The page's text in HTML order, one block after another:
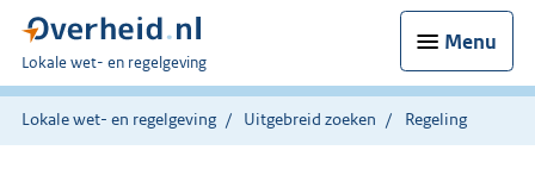
Menu
U
bent
hier:
Lokale wet- en regelgeving
Lokale wet- en regelgeving Uitgebreid zoeken Regeling